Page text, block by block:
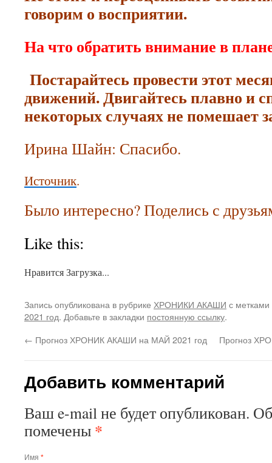
говорим о восприятии.
На что обратить внимание в
Постарайтесь провести этот
движений. Двигайтесь плавно и
некоторых случаях не помешает
Ирина Шайн: Спасибо.
Источник.
Было интересно? Поделись с
Like this:
НравитсяЗагрузка...
Запись опубликована в рубрике ХРОНИКИ АКАШИ с метками
2021 год. Добавьте в закладки постоянную ссылку.
← Прогноз ХРОНИК АКАШИ на МАЙ 2021 год Прогноз
Добавить комментарий
Ваш e-mail не будет опубликован.
помечены *
Имя *